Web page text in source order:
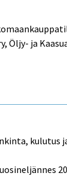
Öljy- ja
kulutus